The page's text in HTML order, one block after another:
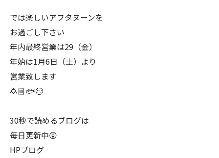
では楽しいアフタヌーンを
お過ごし下さい
年内最終営業は29（金）
年始は1月6日（土）より
営業致します
🙇🏼🐟😊
30秒で読めるブログは
毎日更新中😲
HPブログ